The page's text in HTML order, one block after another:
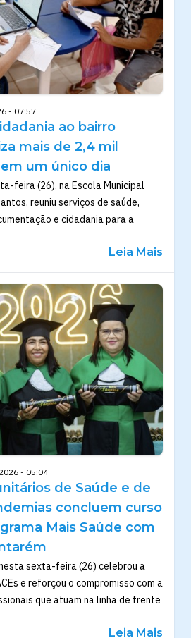
- 07:57
ao bairro
mais de 2,4 mil
um único dia
feira (26), na Escola Municipal
reuniu serviços de saúde,
e cidadania para a
Leia Mais
- 05:04
de Saúde e de
concluem curso
Mais Saúde com
sexta-feira (26) celebrou a
e reforçou o compromisso com a
que atuam na linha de frente
Leia Mais